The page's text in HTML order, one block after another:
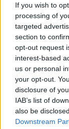
If you wish to
processing of
targeted
section to
opt-out request
interest-based
us or personal
your opt-out.
disclosure of
IAB’s list of
also be
Downstream
proponendo
vedono:
Guardiolaa
chiude la
lettori una
impossibile,
Mou che
Benitezche
però per
più o meno